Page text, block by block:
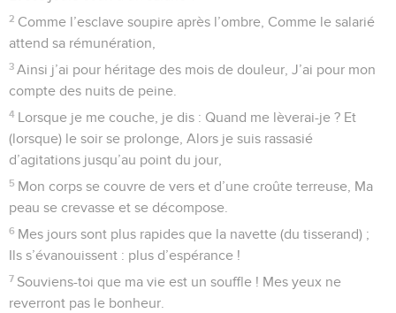
2 Comme l’esclave soupire après l’ombre, Comme le salarié
attend sa rémunération,
3 Ainsi j’ai pour héritage des mois de douleur, J’ai pour mon
compte des nuits de peine.
4 Lorsque je me couche, je dis : Quand me lèverai-je ? Et
(lorsque) le soir se prolonge, Alors je suis rassasié
d’agitations jusqu’au point du jour,
5 Mon corps se couvre de vers et d’une croûte terreuse, Ma
peau se crevasse et se décompose.
6 Mes jours sont plus rapides que la navette (du tisserand) ;
Ils s’évanouissent : plus d’espérance !
7 Souviens-toi que ma vie est un souffle ! Mes yeux ne
reverront pas le bonheur.